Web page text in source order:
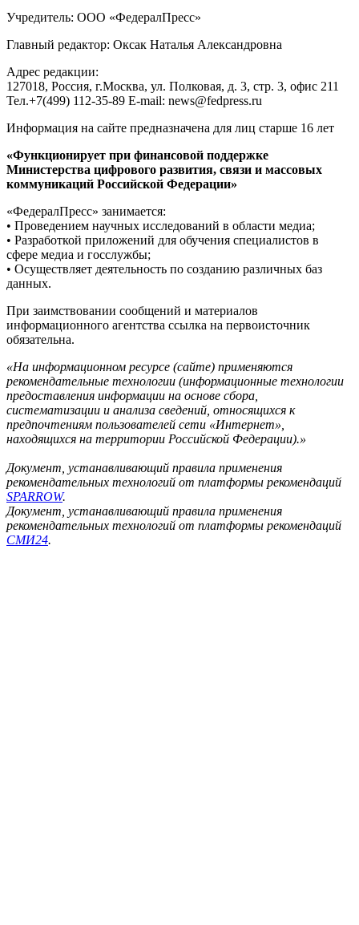
Учредитель: ООО «ФедералПресс»
Главный редактор: Оксак Наталья Александровна
Адрес редакции:
127018, Россия, г.Москва, ул. Полковая, д. 3, стр. 3, офис 211
Тел.+7(499) 112-35-89 E-mail: news@fedpress.ru
Информация на сайте предназначена для лиц старше 16 лет
«Функционирует при финансовой поддержке
Министерства цифрового развития, связи и массовых
коммуникаций Российской Федерации»
«ФедералПресс» занимается:
• Проведением научных исследований в области медиа;
• Разработкой приложений для обучения специалистов в
сфере медиа и госслужбы;
• Осуществляет деятельность по созданию различных баз
данных.
При заимствовании сообщений и материалов
информационного агентства ссылка на первоисточник
обязательна.
«На информационном ресурсе (сайте) применяются
рекомендательные технологии (информационные технологии
предоставления информации на основе сбора,
систематизации и анализа сведений, относящихся к
предпочтениям пользователей сети «Интернет»,
находящихся на территории Российской Федерации).»
Документ, устанавливающий правила применения
рекомендательных технологий от платформы рекомендаций
SPARROW.
Документ, устанавливающий правила применения
рекомендательных технологий от платформы рекомендаций
СМИ24.